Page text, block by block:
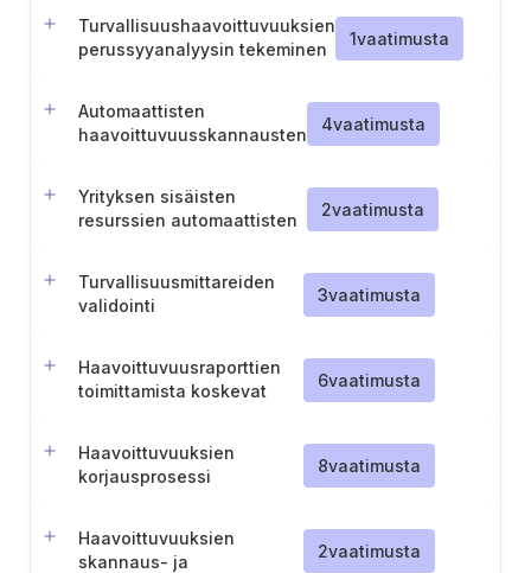
Turvallisuushaavoittuvuuksien
perussyyanalyysin tekeminen
1vaatimusta
Automaattisten
haavoittuvuusskannausten
omaisuuksille
4vaatimusta
Yrityksen sisäisten
resurssien automaattisten
2vaatimusta
Turvallisuusmittareiden
validointi
3vaatimusta
Haavoittuvuusraporttien
toimittamista koskevat
6vaatimusta
Haavoittuvuuksien
korjausprosessi
8vaatimusta
Haavoittuvuuksien
skannaus- ja
2vaatimusta